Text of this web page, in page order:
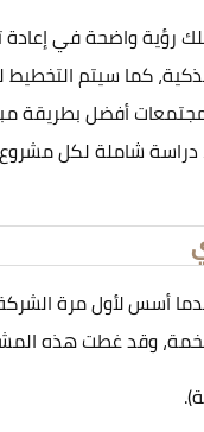
واضحة في إعادة
الذكية، كما سيتم
أفضل بطريقة
شاملة لكل
السعيد شعبان الي عام
وقد غطت هذه